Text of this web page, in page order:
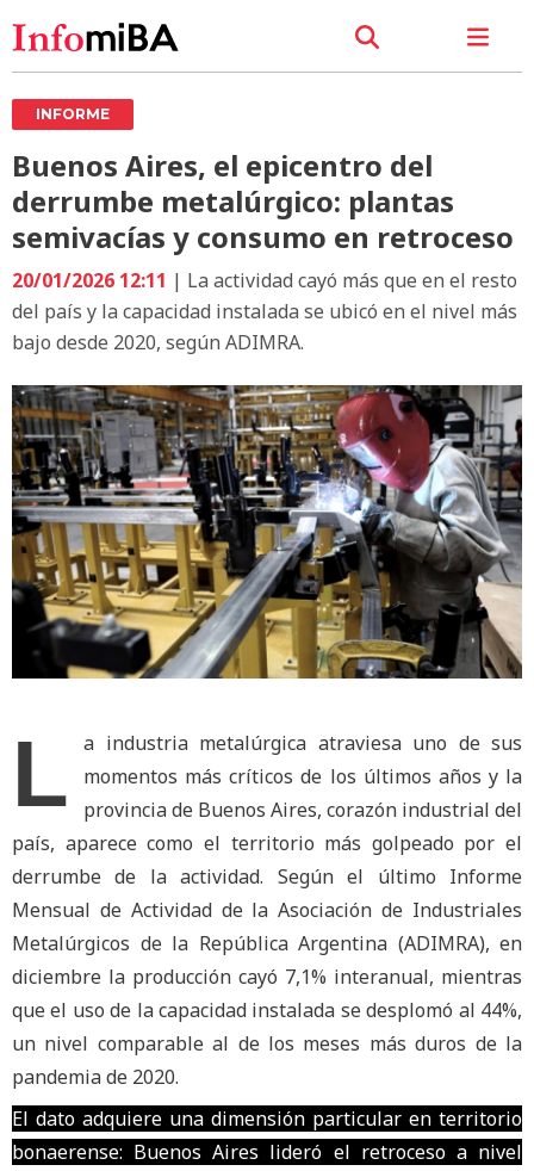
INFORME
Buenos Aires, el epicentro del
derrumbe metalúrgico: plantas
semivacías y consumo en retroceso
20/01/2026 12:11 | La actividad cayó más que en el resto
del país y la capacidad instalada se ubicó en el nivel más
bajo desde 2020, según ADIMRA.
L
a industria metalúrgica atraviesa uno de sus
momentos más críticos de los últimos años y la
provincia de Buenos Aires, corazón industrial del
país, aparece como el territorio más golpeado por el
derrumbe de la actividad. Según el último Informe
Mensual de Actividad de la Asociación de Industriales
Metalúrgicos de la República Argentina (ADIMRA), en
diciembre la producción cayó 7,1% interanual, mientras
que el uso de la capacidad instalada se desplomó al 44%,
un nivel comparable al de los meses más duros de la
pandemia de 2020.
El dato adquiere una dimensión particular en territorio
bonaerense: Buenos Aires lideró el retroceso a nivel